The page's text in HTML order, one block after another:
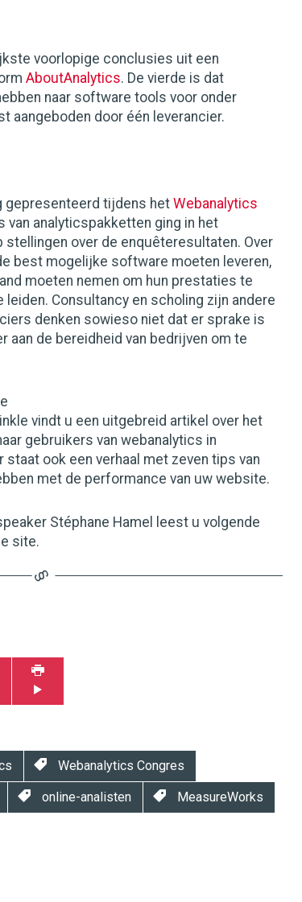
voorlopige conclusies uit een
AboutAnalytics. De vierde is dat
naar software tools voor onder
aangeboden door één leverancier.
gepresenteerd tijdens het Webanalytics
van analyticspakketten ging in het
over de enquêteresultaten. Over
best mogelijke software moeten leveren,
moeten nemen om hun prestaties te
Consultancy en scholing zijn andere
denken sowieso niet dat er sprake is
aan de bereidheid van bedrijven om te
vindt u een uitgebreid artikel over het
gebruikers van webanalytics in
ook een verhaal met zeven tips van
met de performance van uw website.
Stéphane Hamel leest u volgende
site.
Webanalytics Congres
online-analisten MeasureWorks